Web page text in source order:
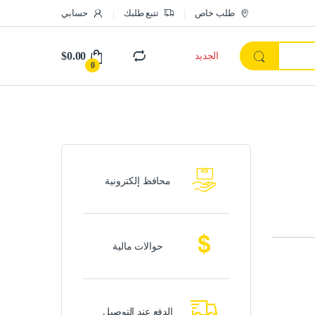
طلب خاص تتبع طلبك حسابي
الجديد
0
$0.00
محافظ إلكترونية
حوالات مالية
الدفع عند التوصيل